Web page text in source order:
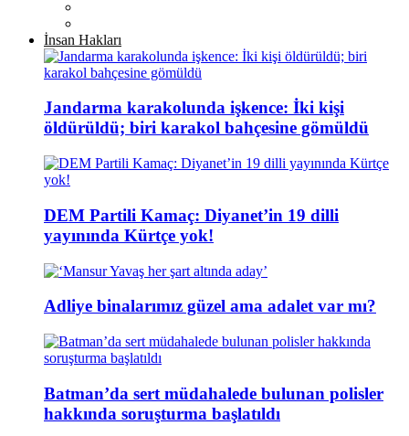
İnsan Hakları
Jandarma karakolunda işkence: İki kişi
öldürüldü; biri karakol bahçesine gömüldü
DEM Partili Kamaç: Diyanet’in 19 dilli
yayınında Kürtçe yok!
Adliye binalarımız güzel ama adalet var mı?
Batman’da sert müdahalede bulunan polisler
hakkında soruşturma başlatıldı